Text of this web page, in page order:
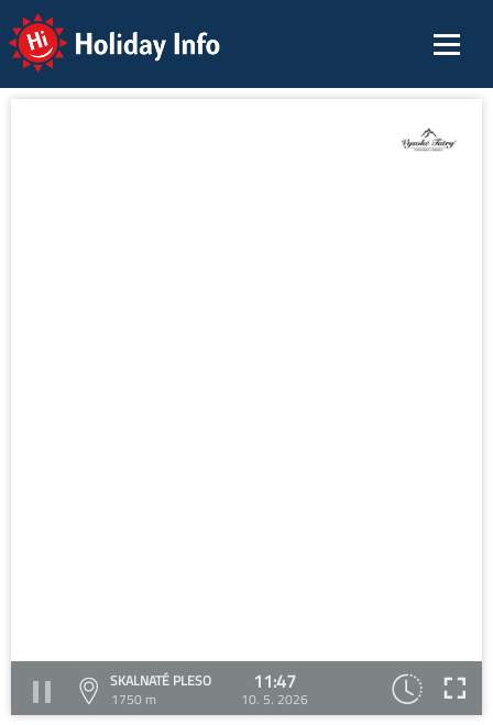
Holiday Info
SKALNATÉ PLESO
1750 m
11:47
10. 5. 2026